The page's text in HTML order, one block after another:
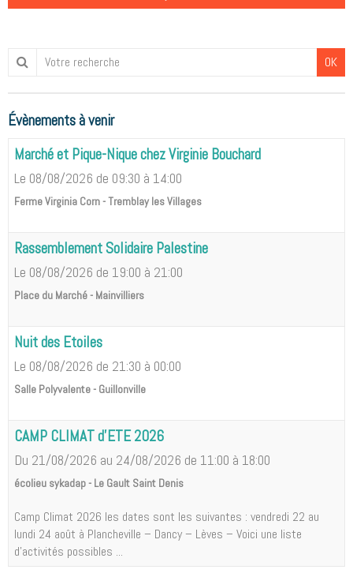
OK
Évènements à venir
Marché et Pique-Nique chez Virginie Bouchard
Le 08/08/2026 de 09:30 à 14:00
Ferme Virginia Corn - Tremblay les Villages
Rassemblement Solidaire Palestine
Le 08/08/2026 de 19:00 à 21:00
Place du Marché - Mainvilliers
Nuit des Etoiles
Le 08/08/2026 de 21:30 à 00:00
Salle Polyvalente - Guillonville
CAMP CLIMAT d'ETE 2026
Du 21/08/2026 au 24/08/2026 de 11:00 à 18:00
écolieu sykadap - Le Gault Saint Denis
Camp Climat 2026 les dates sont les suivantes : vendredi 22 au
lundi 24 août à Plancheville – Dancy – Lèves – Voici une liste
d'activités possibles ...